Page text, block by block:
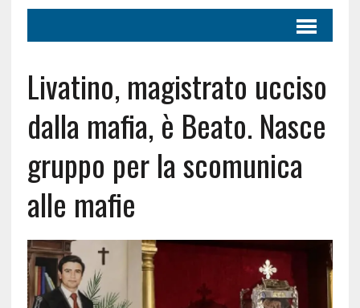
Livatino, magistrato ucciso
dalla mafia, è Beato. Nasce
gruppo per la scomunica
alle mafie